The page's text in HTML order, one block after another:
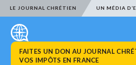
LE JOURNAL CHRÉTIEN UN MÉDIA
FAITES UN DON AU JOURNAL
VOS IMPÔTS EN FRANCE